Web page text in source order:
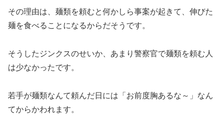
その理由は、麺類を頼むと何かしら事案が起きて、伸びた
麺を食べることになるからだそうです。
そうしたジンクスのせいか、あまり警察官で麺類を頼む人
は少なかったです。
若手が麺類なんて頼んだ日には「お前度胸あるな～」なん
てからかわれます。